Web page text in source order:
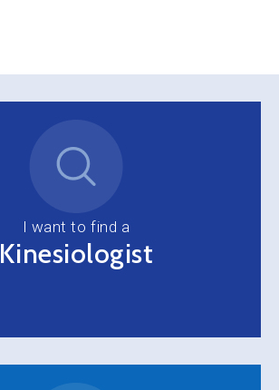
I want to find a
Kinesiologist